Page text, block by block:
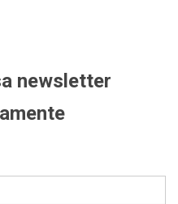
newsletter